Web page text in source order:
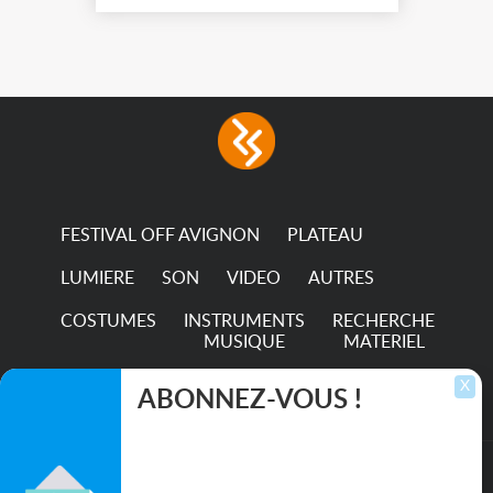
FESTIVAL OFF AVIGNON PLATEAU
LUMIERE SON VIDEO AUTRES
COSTUMES
INSTRUMENTS
MUSIQUE
RECHERCHE
MATERIEL
TRANSPORTS X
ABONNEZ-VOUS !